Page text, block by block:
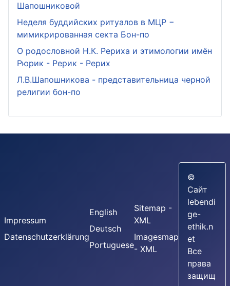
Шапошниковой
Неделя буддийских ритуалов в МЦР −
мимикрированная секта Бон-по
О родословной Н.К. Рериха и этимологии имён
Рюрик - Рерик - Рерих
Л.В.Шапошникова - представительница черной
религии бон-по
Impressum
Datenschutzerklärung
English
Deutsch
Portuguese
Sitemap -
XML
Imagesmap
- XML
©
Сайт
lebendi
ge-
ethik.n
et
Все
права
защищ